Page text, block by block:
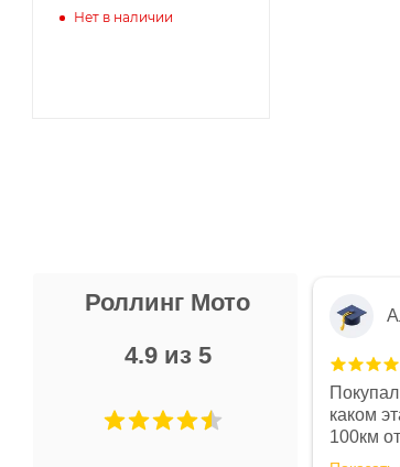
Нет в наличии
Роллинг Мото
4.9 из 5
Не понравились условия
и дают только на год)
каком
100км